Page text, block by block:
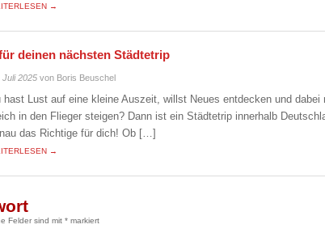
→
deinen nächsten Städtetrip
Juli 2025 von Boris Beuschel
hast Lust auf eine kleine Auszeit, willst Neues entdecken und dabei
in den Flieger steigen? Dann ist ein Städtetrip innerhalb
das Richtige für dich! Ob […]
→
Felder sind mit * markiert